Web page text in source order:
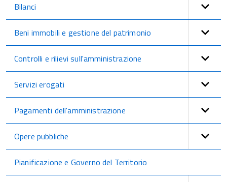
Bilanci
Beni immobili e gestione del patrimonio
Controlli e rilievi sull'amministrazione
Servizi erogati
Pagamenti dell'amministrazione
Opere pubbliche
Pianificazione e Governo del Territorio